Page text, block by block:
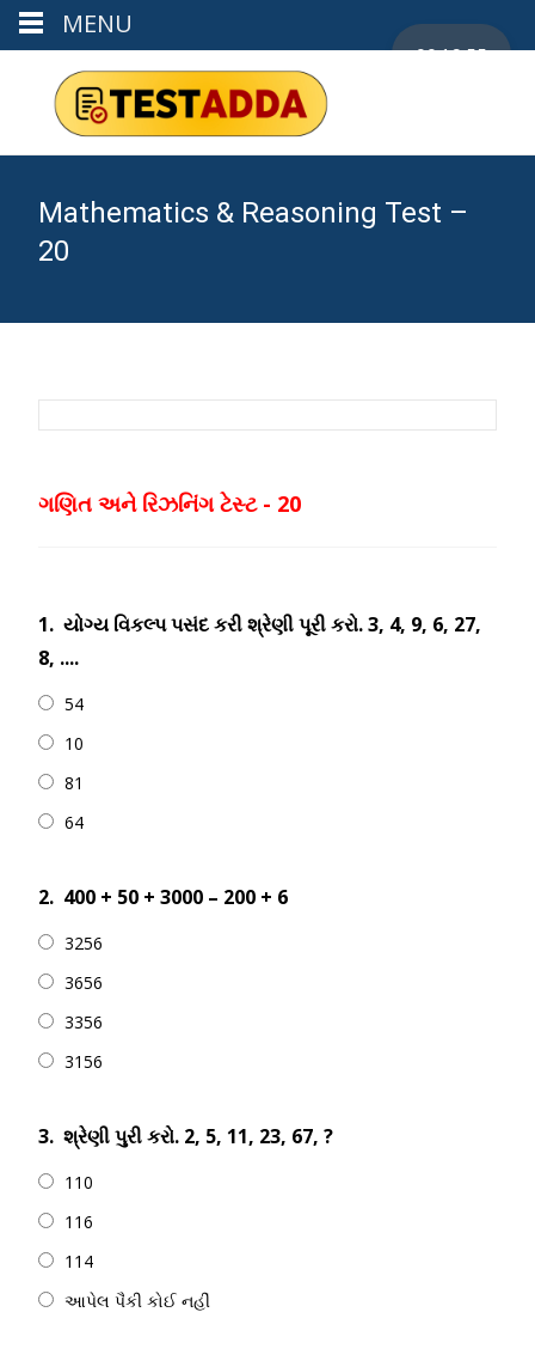
Mathematics & Reasoning Test –
20
00:19:55
ગણિત અને રિઝનિંગ ટેસ્ટ - 20
1. યોગ્ય વિકલ્પ પસંદ કરી શ્રેણી પૂરી કરો. 3, 4, 9, 6, 27,
8, ....
54
10
81
64
2. 400 + 50 + 3000 – 200 + 6
3256
3656
3356
3156
3. શ્રેણી પુરી કરો. 2, 5, 11, 23, 67, ?
110
116
114
આપેલ પૈકી કોઈ નહીં
MENU